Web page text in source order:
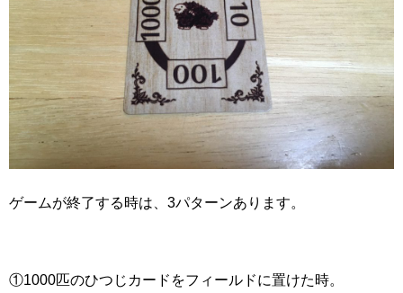
ゲームが終了する時は、3パターンあります。
①1000匹のひつじカードをフィールドに置けた時。